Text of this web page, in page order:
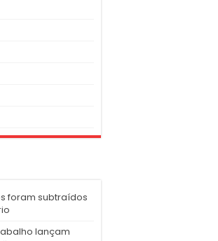
foram subtraídos
lançam